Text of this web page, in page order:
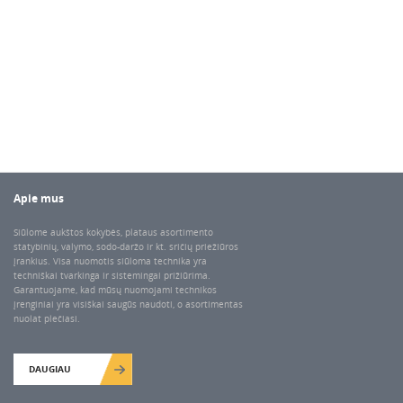
Apie mus
Siūlome aukštos kokybės, plataus asortimento
statybinių, valymo, sodo-daržo ir kt. sričių priežiūros
įrankius. Visa nuomotis siūloma technika yra
techniškai tvarkinga ir sistemingai prižiūrima.
Garantuojame, kad mūsų nuomojami technikos
įrenginiai yra visiškai saugūs naudoti, o asortimentas
nuolat plečiasi.
DAUGIAU